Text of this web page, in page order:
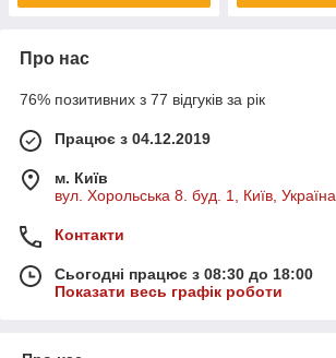
Про нас
76% позитивних з 77 відгуків за рік
Працює з 04.12.2019
м. Київ
вул. Хорольська 8. буд. 1, Київ, Україна
Контакти
Сьогодні працює з 08:30 до 18:00
Показати весь графік роботи